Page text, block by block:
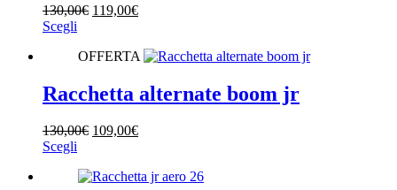
possono
essere
nella
del
130,00€ Il
era:
119,00€Il
è:
Scegli
ha
varianti.
Le
possono
essere
scelte
nella
OFFERTA
Racchetta alternate boom jr
130,00€ Il
era:
109,00€Il
è:
Scegli
ha